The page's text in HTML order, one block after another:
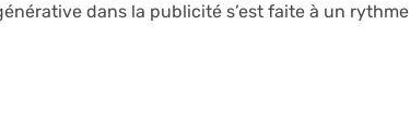
dans la publicité s’est faite à un rythme